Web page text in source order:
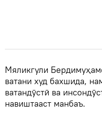
Мяликгули
ватани худ бахшида,
ватандӯстӣ ва
навиштааст манбаъ.